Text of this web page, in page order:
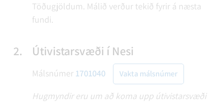
Töðugjöldum. Málið verður tekið fyrir á næsta
fundi.
2. Útivistarsvæði í Nesi
Málsnúmer 1701040 Vakta málsnúmer
Hugmyndir eru um að koma upp útivistarsvæði